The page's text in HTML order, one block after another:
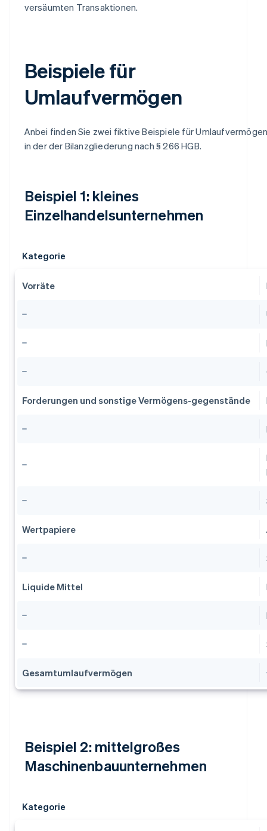
versäumten Transaktionen.
Beispiele für
Umlaufvermögen
Anbei finden Sie zwei fiktive Beispiele für
in der der Bilanzgliederung nach § 266 HGB.
Beispiel 1: kleines
Einzelhandelsunternehmen
Kategorie
Vorräte
Forderungen und sonstige Vermögens-gegenstände
Wertpapiere
Liquide Mittel
Gesamtumlaufvermögen
Beispiel 2: mittelgroßes
Maschinenbauunternehmen
Kategorie